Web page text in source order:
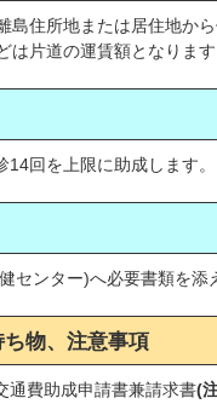
島住所地または居住地か
は片道の運賃額となりま
14回を上限に助成します
センター)へ必要書類を添
物、注意事項
通費助成申請書兼請求書(